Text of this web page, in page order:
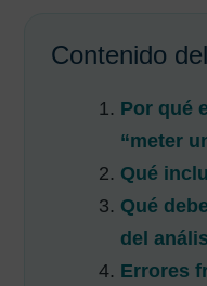
Contenido
Por qué
“meter
Qué
Qué
del
Errores